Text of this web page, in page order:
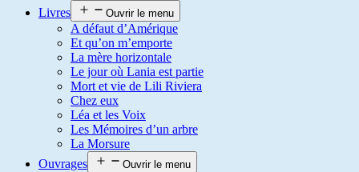
Livres
Ouvrir le menu
A défaut d’Amérique
Et qu’on m’emporte
La mère horizontale
Le jour où Lania est partie
Mort et vie de Lili Riviera
Chez eux
Léa et les Voix
Les Mémoires d’un arbre
La Morsure
Ouvrages
Ouvrir le menu